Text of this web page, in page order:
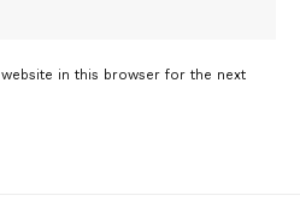
in this browser for the next